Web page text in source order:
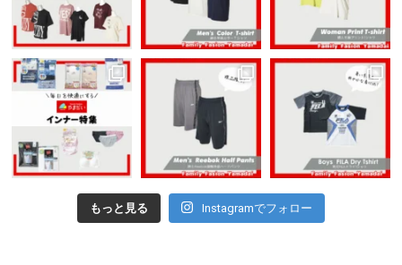
もっと見る Instagramでフォロー